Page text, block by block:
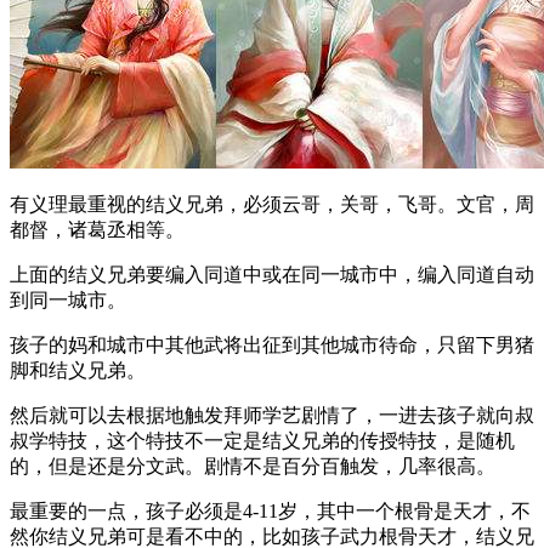
有义理最重视的结义兄弟，必须云哥，关哥，飞哥。文官，周
都督，诸葛丞相等。
上面的结义兄弟要编入同道中或在同一城市中，编入同道自动
到同一城市。
孩子的妈和城市中其他武将出征到其他城市待命，只留下男猪
脚和结义兄弟。
然后就可以去根据地触发拜师学艺剧情了，一进去孩子就向叔
叔学特技，这个特技不一定是结义兄弟的传授特技，是随机
的，但是还是分文武。剧情不是百分百触发，几率很高。
最重要的一点，孩子必须是4-11岁，其中一个根骨是天才，不
然你结义兄弟可是看不中的，比如孩子武力根骨天才，结义兄